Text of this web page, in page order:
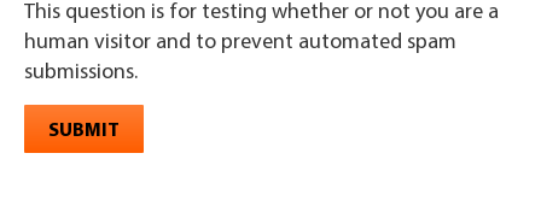
This question is for testing whether or not you are a
human visitor and to prevent automated spam
submissions.
SUBMIT